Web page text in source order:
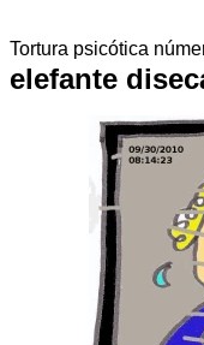
Tortura psicótica
elefante